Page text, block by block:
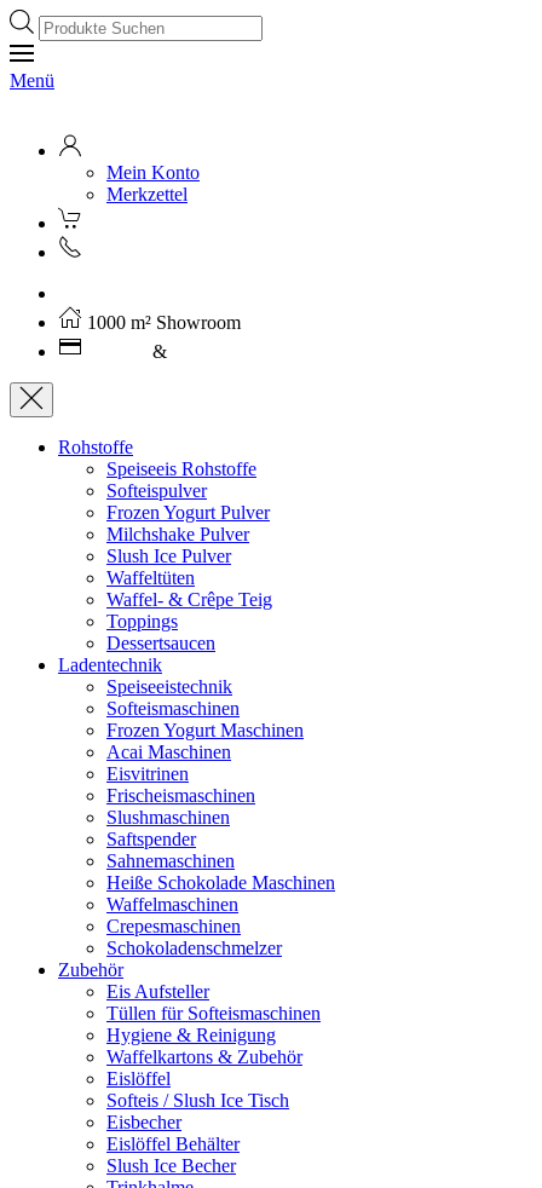
Products
search
Menü
Mein Konto
Merkzettel
1000 m² Showroom
&
Rohstoffe
Speiseeis Rohstoffe
Softeispulver
Frozen Yogurt Pulver
Milchshake Pulver
Slush Ice Pulver
Waffeltüten
Waffel- & Crêpe Teig
Toppings
Dessertsaucen
Ladentechnik
Speiseeistechnik
Softeismaschinen
Frozen Yogurt Maschinen
Acai Maschinen
Eisvitrinen
Frischeismaschinen
Slushmaschinen
Saftspender
Sahnemaschinen
Heiße Schokolade Maschinen
Waffelmaschinen
Crepesmaschinen
Schokoladenschmelzer
Zubehör
Eis Aufsteller
Tüllen für Softeismaschinen
Hygiene & Reinigung
Waffelkartons & Zubehör
Eislöffel
Softeis / Slush Ice Tisch
Eisbecher
Eislöffel Behälter
Slush Ice Becher